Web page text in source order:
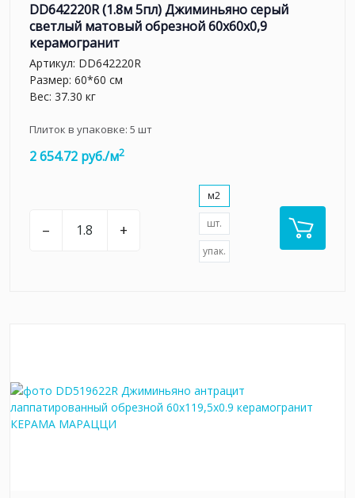
DD642220R (1.8м 5пл) Джиминьяно серый
светлый матовый обрезной 60х60x0,9
керамогранит
Артикул: DD642220R
Размер: 60*60 см
Вес: 37.30 кг
Плиток в упаковке: 5 шт
2 654.72 руб./м2
– +
м2
шт.
упак.